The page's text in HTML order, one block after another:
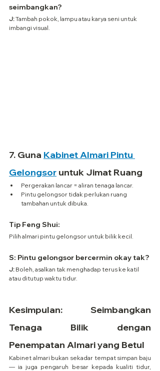
seimbangkan?
J: Tambah pokok, lampu atau karya seni untuk
imbangi visual.
7. Guna Kabinet Almari Pintu
Gelongsor untuk Jimat Ruang
Pergerakan lancar = aliran tenaga lancar.
Pintu gelongsor tidak perlukan ruang
tambahan untuk dibuka.
Tip Feng Shui:
Pilih almari pintu gelongsor untuk bilik kecil.
S: Pintu gelongsor bercermin okay tak?
J: Boleh, asalkan tak menghadap terus ke katil
atau ditutup waktu tidur.
Kesimpulan: Seimbangkan
Tenaga Bilik dengan
Penempatan Almari yang Betul
Kabinet almari bukan sekadar tempat simpan baju
— ia juga pengaruh besar kepada kualiti tidur,